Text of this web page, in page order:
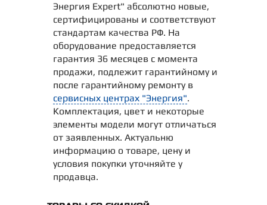
Энергия Expert" абсолютно новые,
сертифицированы и соответствуют
стандартам качества РФ. На
оборудование предоставляется
гарантия 36 месяцев с момента
продажи, подлежит гарантийному и
после гарантийному ремонту в
сервисных центрах "Энергия".
Комплектация, цвет и некоторые
элементы модели могут отличаться
от заявленных. Актуальню
информацию о товаре, цену и
условия покупки уточняйте у
продавца.